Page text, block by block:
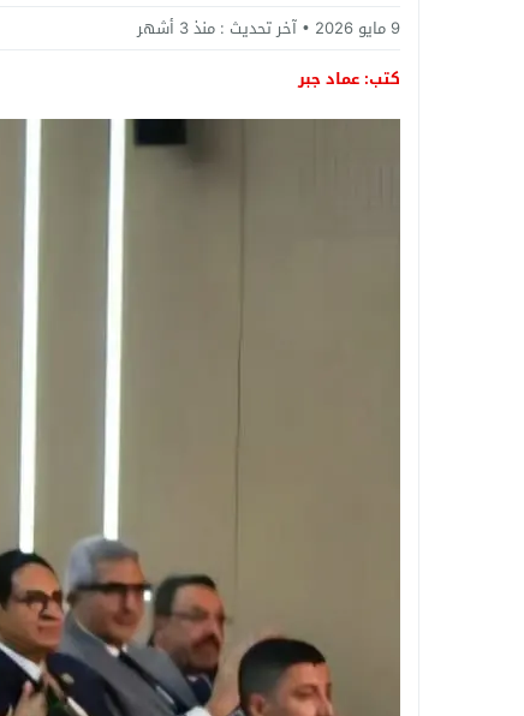
3070 فرصة عمل بمرتبات تصل لـ9500 جنيه .. وزارة العمل تعلن وظائف جديدة بمجموعة طلعت مصطفى وتكشف طريقة التقديم
مستشفى بولاق الدكرور العام .. حين
تجديد الثقة في الدكتور فرج البلاصي
9 مايو 2026 آخر تحديث : منذ 3 أشهر
كتب: عماد جبر